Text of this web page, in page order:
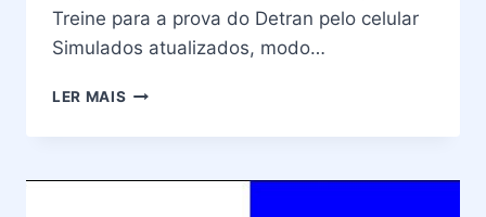
Treine para a prova do Detran pelo celular
Simulados atualizados, modo…
LER MAIS PRIMEIRA
DETRAN
DE